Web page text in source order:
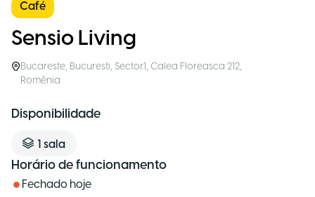
Café
Sensio Living
Bucareste, Bucuresti, Sector.1, Calea Floreasca 212,
Romênia
Disponibilidade
1 sala
Horário de funcionamento
Fechado hoje